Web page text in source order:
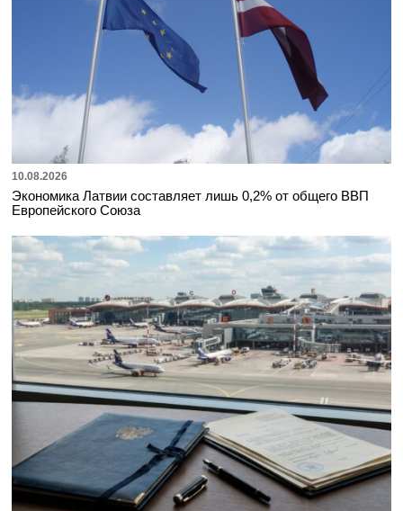
10.08.2026
Экономика Латвии составляет лишь 0,2% от общего ВВП
Европейского Союза